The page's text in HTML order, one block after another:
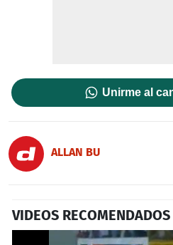
Unirme al
ALLAN BU
VIDEOS RECOMENDADOS